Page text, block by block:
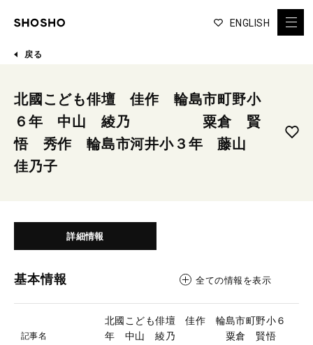
ENGLISH
戻る
北國こども俳壇 佳作 輪島市町野小
６年 中山 綾乃 粟倉 賢
悟 秀作 輪島市河井小３年 藤山
佳乃子
詳細情報
基本情報 全ての情報を表示
記事名
北國こども俳壇 佳作 輪島市町野小６
年 中山 綾乃 粟倉 賢悟